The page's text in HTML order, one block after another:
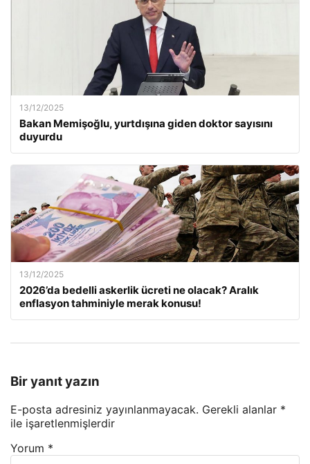
13/12/2025
Bakan Memişoğlu, yurtdışına giden doktor sayısını
duyurdu
13/12/2025
2026’da bedelli askerlik ücreti ne olacak? Aralık
enflasyon tahminiyle merak konusu!
Bir yanıt yazın
E-posta adresiniz yayınlanmayacak. Gerekli alanlar *
ile işaretlenmişlerdir
Yorum *